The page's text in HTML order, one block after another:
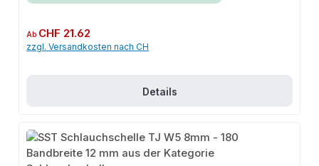
Regulärer Preis:
Ab CHF 21.62
zzgl. Versandkosten nach CH
Details